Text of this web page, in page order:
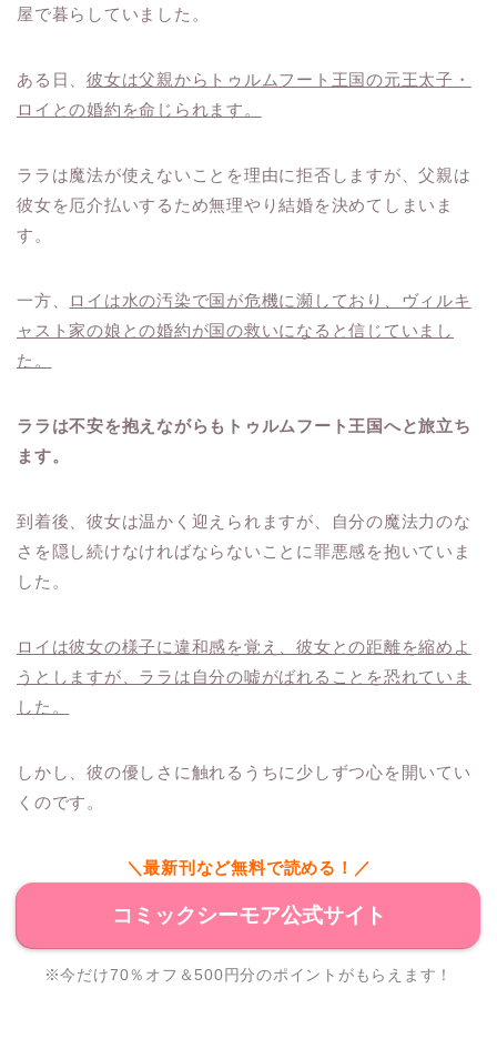
屋で暮らしていました。
ある日、彼女は父親からトゥルムフート王国の元王太子・
ロイとの婚約を命じられます。
ララは魔法が使えないことを理由に拒否しますが、父親は
彼女を厄介払いするため無理やり結婚を決めてしまいま
す。
一方、
ロイは水の汚染で国が危機に瀕しており、ヴィルキ
ャスト家の娘との婚約が国の救いになると信じていまし
た。
ララは不安を抱えながらもトゥルムフート王国へと旅立ち
ます。
到着後、彼女は温かく迎えられますが、自分の魔法力のな
さを隠し続けなければならないことに罪悪感を抱いていま
した。
ロイは彼女の様子に違和感を覚え、彼女との距離を縮めよ
うとしますが、ララは自分の嘘がばれることを恐れていま
した。
しかし、彼の優しさに触れるうちに少しずつ心を開いてい
くのです。
＼最新刊など無料で読める！／
コミックシーモア公式サイト
※今だけ70％オフ＆500円分のポイントがもらえます！